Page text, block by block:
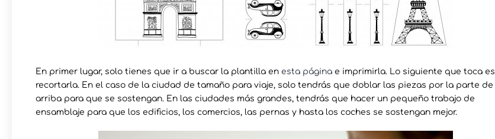
En primer lugar, solo tienes que ir a buscar la plantilla en esta página e imprimirla. Lo siguiente que toca es
recortarla. En el caso de la ciudad de tamaño para viaje, solo tendrás que doblar las piezas por la parte de
arriba para que se sostengan. En las ciudades más grandes, tendrás que hacer un pequeño trabajo de
ensamblaje para que los edificios, los comercios, las pernas y hasta los coches se sostengan mejor.